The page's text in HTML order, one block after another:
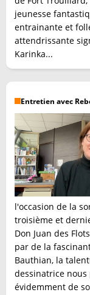
jeunesse
entrainante et
attendrissante
Karinka...
Entretien avec
l'occasion de la
troisième et
Don Juan des
par de la
Bauthian, la
dessinatrice nous
évidemment de